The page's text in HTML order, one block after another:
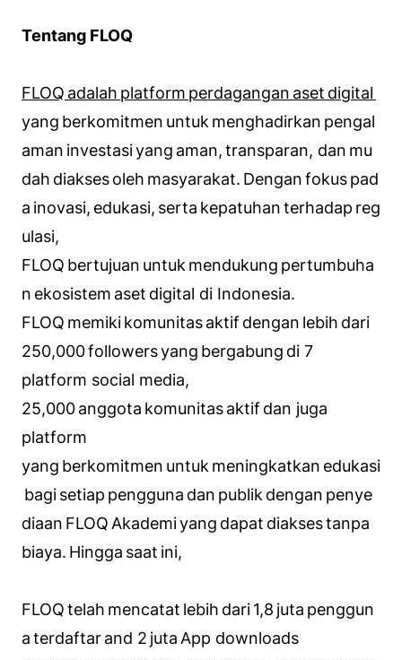
Tentang FLOQ
FLOQ adalah platform perdagangan aset digital
yang berkomitmen untuk menghadirkan pengal
aman investasi yang aman, transparan, dan mu
dah diakses oleh masyarakat. Dengan fokus pad
a inovasi, edukasi, serta kepatuhan terhadap reg
ulasi,
FLOQ bertujuan untuk mendukung pertumbuha
n ekosistem aset digital di Indonesia.
FLOQ memiki komunitas aktif dengan lebih dari
250,000 followers yang bergabung di 7
platform social media,
25,000 anggota komunitas aktif dan juga
platform
yang berkomitmen untuk meningkatkan edukasi
bagi setiap pengguna dan publik dengan penye
diaan FLOQ Akademi yang dapat diakses tanpa
biaya. Hingga saat ini,
FLOQ telah mencatat lebih dari 1,8 juta penggun
a terdaftar and 2 juta App downloads